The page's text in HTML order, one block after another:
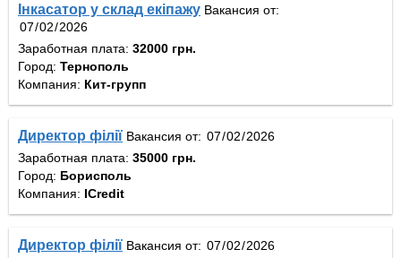
Інкасатор у склад екіпажу Вакансия от:
Заработная плата: 32000 грн.
Город: Тернополь
Компания: Кит-групп
Директор філії Вакансия от:
Заработная плата: 35000 грн.
Город: Борисполь
Компания: ICredit
Директор філії Вакансия от: